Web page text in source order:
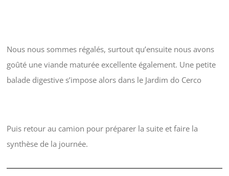
Nous nous sommes régalés, surtout qu’ensuite nous avons
goûté une viande maturée excellente également. Une petite
balade digestive s’impose alors dans le Jardim do Cerco
Puis retour au camion pour préparer la suite et faire la
synthèse de la journée.